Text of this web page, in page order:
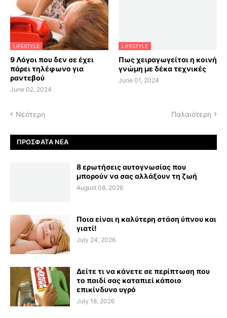
LIFESTYLE
9 Λόγοι που δεν σε έχει
πάρει τηλέφωνο για
ραντεβού
June 02, 2024
LIFESTYLE
Πως χειραγωγείται η κοινή
γνώμη με δέκα τεχνικές
June 01, 2024
Νεότερη Παλαιότερη
ΠΡΌΣΦΑΤΑ ΝΈΑ
8 ερωτήσεις αυτογνωσίας που
μπορούν να σας αλλάξουν τη ζωή
August 08, 2026
Ποια είναι η καλύτερη στάση ύπνου και
γιατί!
July 24, 2026
Δείτε τι να κάνετε σε περίπτωση που
το παιδί σας καταπιεί κάποιο
επικίνδυνο υγρό
July 18, 2026